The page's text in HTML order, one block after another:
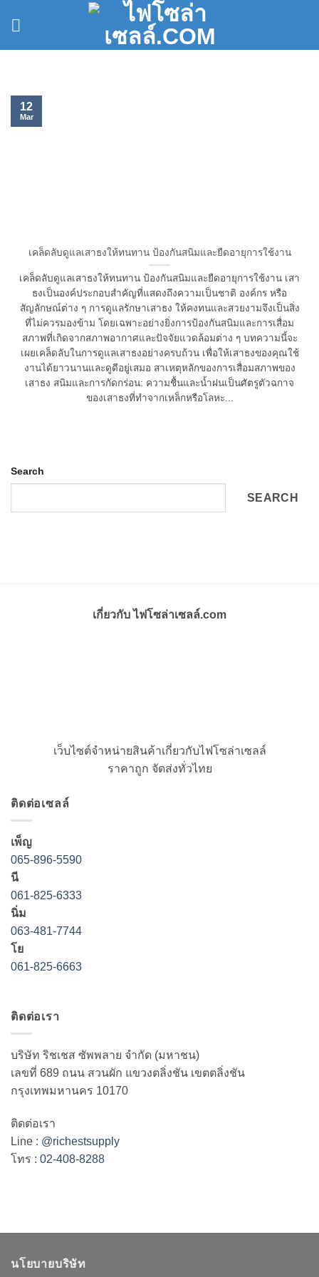
เคล็ดลับดูแลเสาธงให้ทนทาน ป้องกันสนิมและยืดอายุการใช้งาน
เคล็ดลับดูแลเสาธงให้ทนทาน ป้องกันสนิมและยืดอายุการใช้งาน เสา
ธงเป็นองค์ประกอบสำคัญที่แสดงถึงความเป็นชาติ องค์กร หรือ
สัญลักษณ์ต่าง ๆ การดูแลรักษาเสาธง ให้คงทนและสวยงามจึงเป็นสิ่ง
ที่ไม่ควรมองข้าม โดยเฉพาะอย่างยิ่งการป้องกันสนิมและการเสื่อม
สภาพที่เกิดจากสภาพอากาศและปัจจัยแวดล้อมต่าง ๆ บทความนี้จะ
เผยเคล็ดลับในการดูแลเสาธงอย่างครบถ้วน เพื่อให้เสาธงของคุณใช้
งานได้ยาวนานและดูดีอยู่เสมอ สาเหตุหลักของการเสื่อมสภาพของ
เสาธง สนิมและการกัดกร่อน: ความชื้นและน้ำฝนเป็นศัตรูตัวฉกาจ
ของเสาธงที่ทำจากเหล็กหรือโลหะ...
12
Mar
Search
SEARCH
เกี่ยวกับ ไฟโซล่าเซลล์.com
เว็บไซต์จำหน่ายสินค้าเกี่ยวกับไฟโซล่าเซลล์
ราคาถูก จัดส่งทั่วไทย
ติดต่อเซลล์
เพ็ญ
065-896-5590
นี
061-825-6333
นิ่ม
063-481-7744
โย
061-825-6663
ติดต่อเรา
บริษัท ริชเชส ซัพพลาย จำกัด (มหาชน)
เลขที่ 689 ถนน สวนผัก แขวงตลิ่งชัน เขตตลิ่งชัน
กรุงเทพมหานคร 10170
ติดต่อเรา
Line : @richestsupply
โทร : 02-408-8288
นโยบายบริษัท